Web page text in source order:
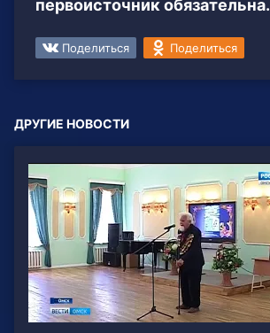
первоисточник обязательна.
Поделиться Поделиться
ДРУГИЕ НОВОСТИ